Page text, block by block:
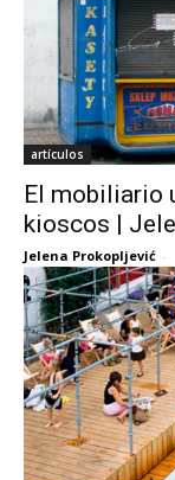
artículos
El mobiliario
kioscos |
Jelena Prokopljević -